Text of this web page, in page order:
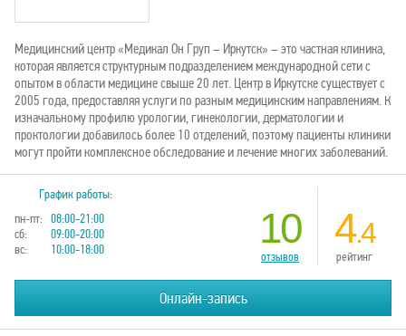
Медицинский центр «Медикал Он Груп – Иркутск» – это частная клиника,
которая является структурным подразделением международной сети с
опытом в области медицине свыше 20 лет. Центр в Иркутске существует с
2005 года, предоставляя услуги по разным медицинским направлениям. К
изначальному профилю урологии, гинекологии, дерматологии и
проктологии добавилось более 10 отделений, поэтому пациенты клиники
могут пройти комплексное обследование и лечение многих заболеваний.
График работы:
пн-пт: 08:00-21:00
сб:
09:00-20:00
вс:
10:00-18:00 10
отзывов
4.4
рейтинг
Онлайн-запись